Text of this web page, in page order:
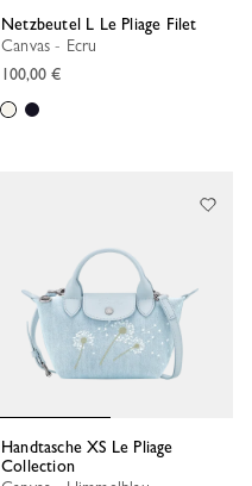
Netzbeutel L Le Pliage Filet
Canvas - Ecru
100,00 €
Handtasche XS Le Pliage
Collection